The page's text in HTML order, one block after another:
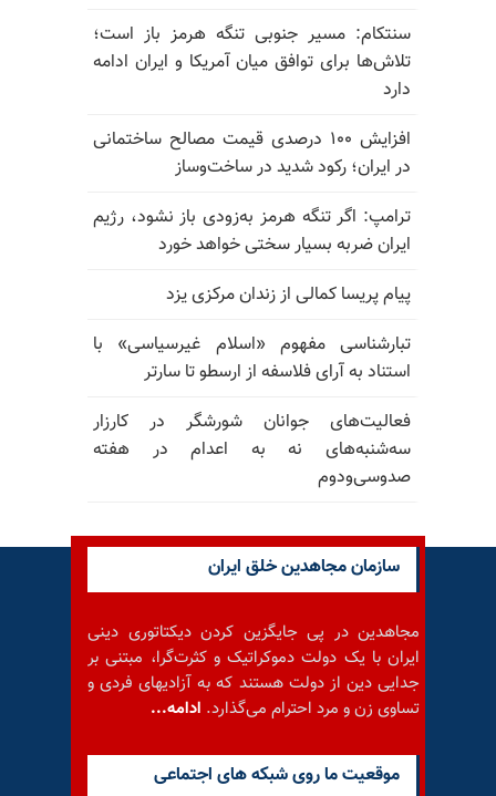
سنتکام: مسیر جنوبی تنگه هرمز باز است؛
تلاش‌ها برای توافق میان آمریکا و ایران ادامه
دارد
افزایش ۱۰۰ درصدی قیمت مصالح ساختمانی
در ایران؛ رکود شدید در ساخت‌وساز
ترامپ: اگر تنگه هرمز به‌زودی باز نشود، رژیم
ایران ضربه بسیار سختی خواهد خورد
پیام پریسا کمالی از زندان مرکزی یزد
تبارشناسی مفهوم «اسلام غیرسیاسی» با
استناد به آرای فلاسفه از ارسطو تا سارتر
فعالیت‌های جوانان شورشگر در کارزار
سه‌شنبه‌های نه به اعدام در هفته
صدوسی‌و‌دوم
سازمان مجاهدین خلق ایران
مجاهدین در پی جایگزین کردن دیکتاتوری دینی
ایران با یک دولت دموکراتیک و کثرت‌گرا، مبتنی بر
جدایی دین از دولت هستند که به آزادیهای فردی و
تساوی زن و مرد احترام می‌گذارد. ادامه...
موقعيت ما روى شبكه هاى اجتماعى